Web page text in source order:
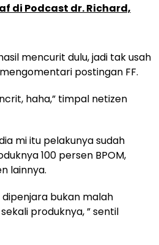
di Podcast dr. Richard,
mencurit dulu, jadi tak usah
postingan FF.
haha,” timpal netizen
mi itu pelakunya sudah
100 persen BPOM,
lainnya.
bukan malah
produknya, ” sentil